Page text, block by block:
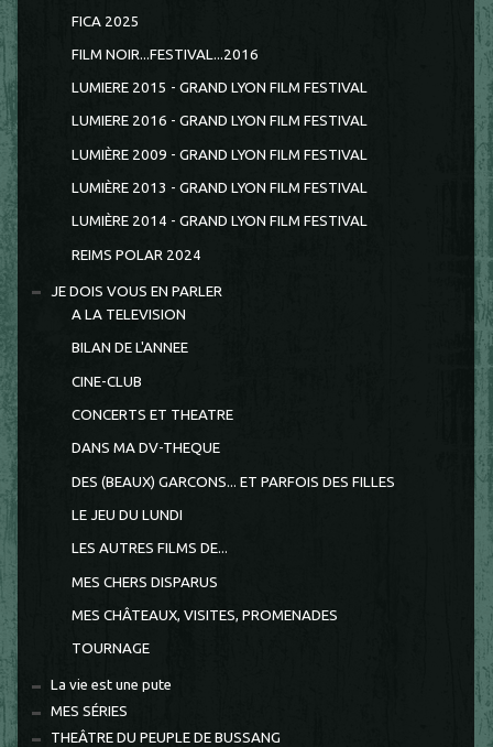
FICA 2025
FILM NOIR...FESTIVAL...2016
LUMIERE 2015 - GRAND LYON FILM FESTIVAL
LUMIERE 2016 - GRAND LYON FILM FESTIVAL
LUMIÈRE 2009 - GRAND LYON FILM FESTIVAL
LUMIÈRE 2013 - GRAND LYON FILM FESTIVAL
LUMIÈRE 2014 - GRAND LYON FILM FESTIVAL
REIMS POLAR 2024
JE DOIS VOUS EN PARLER
A LA TELEVISION
BILAN DE L'ANNEE
CINE-CLUB
CONCERTS ET THEATRE
DANS MA DV-THEQUE
DES (BEAUX) GARCONS... ET PARFOIS DES FILLES
LE JEU DU LUNDI
LES AUTRES FILMS DE...
MES CHERS DISPARUS
MES CHÂTEAUX, VISITES, PROMENADES
TOURNAGE
La vie est une pute
MES SÉRIES
THEÂTRE DU PEUPLE DE BUSSANG